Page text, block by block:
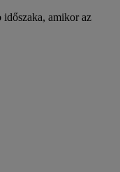
időszaka, amikor az